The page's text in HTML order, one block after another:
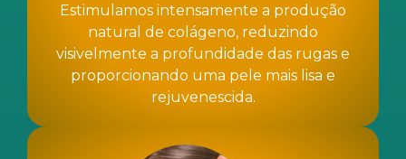
Estimulamos intensamente a produção
natural de colágeno, reduzindo
visivelmente a profundidade das rugas e
proporcionando uma pele mais lisa e
rejuvenescida.